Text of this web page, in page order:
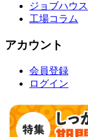
ジョブハウ
工場コラム
アカウント
会員登録
ログイン